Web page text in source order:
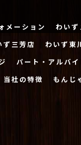
メーション わい
ず三芳店 わいず東
パート・アルバ
当社の特徴 もんじ